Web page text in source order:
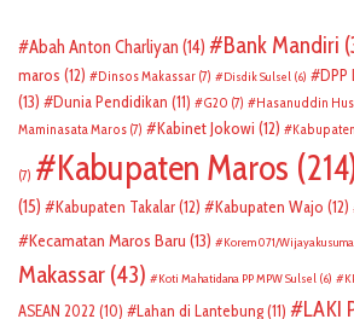
Abah Anton Charliyan (14) Bank Mandiri
maros (12) Dinsos Makassar (7) Disdik Sulsel (6) DPP
(13)
Dunia Pendidikan (11) G20 (7) Hasanuddin
Maminasata Maros (7) Kabinet Jokowi (12)
(7) Kabupaten Maros
(15)
Kabupaten Takalar(12) Kabupaten Wajo (12)
Kecamatan Maros Baru (13) Korem 071/Wijayakusuma
Makassar (43) Koti Mahatidana PP MPW Sulsel (6)
ASEAN 2022 (10) Lahan di Lantebung(11) LAKI